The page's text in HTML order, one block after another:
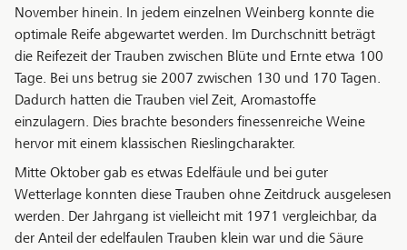
November hinein. In jedem einzelnen Weinberg konnte die
optimale Reife abgewartet werden. Im Durchschnitt beträgt
die Reifezeit der Trauben zwischen Blüte und Ernte etwa 100
Tage. Bei uns betrug sie 2007 zwischen 130 und 170 Tagen.
Dadurch hatten die Trauben viel Zeit, Aromastoffe
einzulagern. Dies brachte besonders finessenreiche Weine
hervor mit einem klassischen Rieslingcharakter.
Mitte Oktober gab es etwas Edelfäule und bei guter
Wetterlage konnten diese Trauben ohne Zeitdruck ausgelesen
werden. Der Jahrgang ist vielleicht mit 1971 vergleichbar, da
der Anteil der edelfaulen Trauben klein war und die Säure